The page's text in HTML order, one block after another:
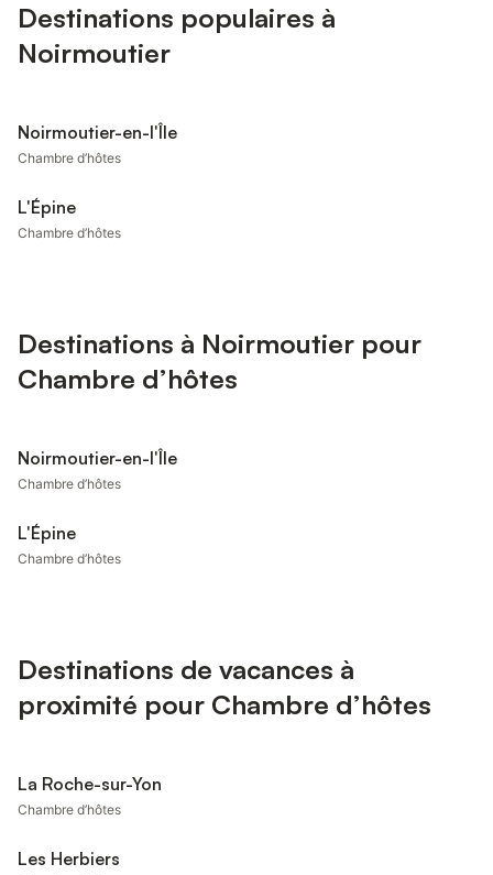
Destinations populaires à
Noirmoutier
Noirmoutier-en-l'Île
Chambre d’hôtes
L'Épine
Chambre d’hôtes
Destinations à Noirmoutier pour
Chambre d’hôtes
Noirmoutier-en-l'Île
Chambre d’hôtes
L'Épine
Chambre d’hôtes
Destinations de vacances à
proximité pour Chambre d’hôtes
La Roche-sur-Yon
Chambre d’hôtes
Les Herbiers